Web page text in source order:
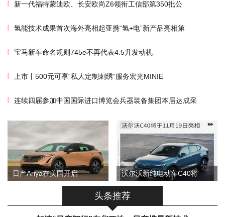
新一代福特蒙迪欧、长安欧尚Z6领衔工信部第350批公
氢能技术成果首次海外亮相起亚携“氢+电”新产品亮相第
宝马新车命名规则745e不再代表4.5升发动机
上市丨500元可享“私人定制刺绣”服务宏光MINIE
连续四届参加中国国际进口博览会兵器装备集团本届达成采
日产Ariya在美国开启 沃尔沃新纯电动车C40将
头条推荐